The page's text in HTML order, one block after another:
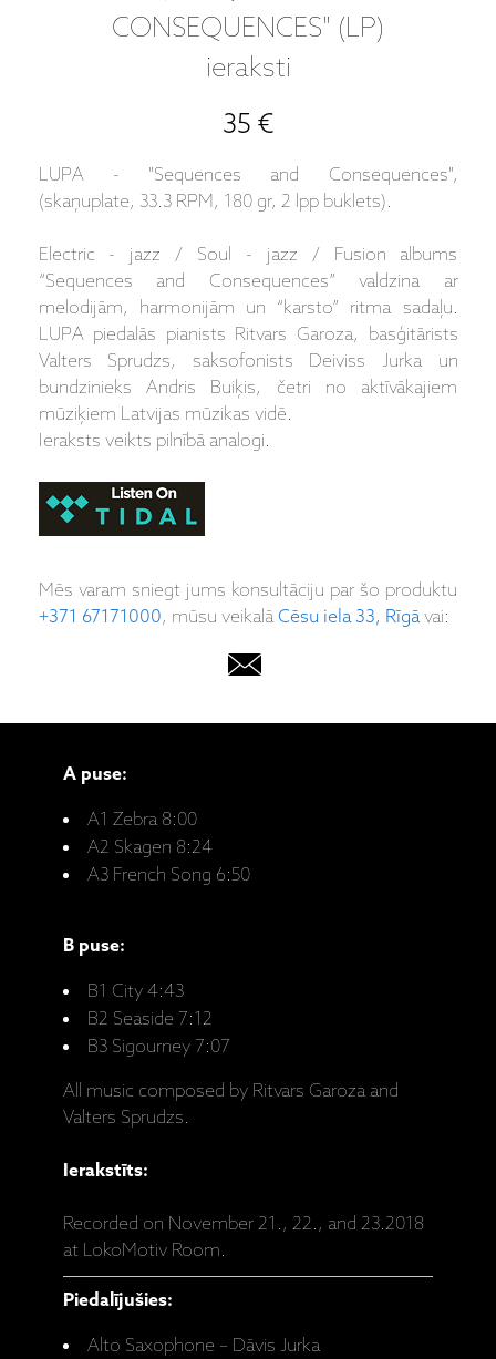
CONSEQUENCES" (LP)
ieraksti
35 €
LUPA - "Sequences and Consequences",
(skaņuplate, 33.3 RPM, 180 gr, 2 lpp buklets).
Electric - jazz / Soul - jazz / Fusion albums
“Sequences and Consequences” valdzina ar
melodijām, harmonijām un “karsto” ritma sadaļu.
LUPA piedalās pianists Ritvars Garoza, basģitārists
Valters Sprudzs, saksofonists Deiviss Jurka un
bundzinieks Andris Buiķis, četri no aktīvākajiem
mūziķiem Latvijas mūzikas vidē.
Ieraksts veikts pilnībā analogi.
Mēs varam sniegt jums konsultāciju par šo produktu
+371 67171000, mūsu veikalāCēsu iela 33, Rīgāvai:
A puse:
A1 Zebra 8:00
A2 Skagen 8:24
A3 French Song 6:50
B puse:
B1 City 4:43
B2 Seaside 7:12
B3 Sigourney 7:07
All music composed by Ritvars Garoza and
Valters Sprudzs.
Ierakstīts:
Recorded on November 21., 22., and 23.2018
at LokoMotiv Room.
Piedalījušies:
Alto Saxophone – Dāvis Jurka